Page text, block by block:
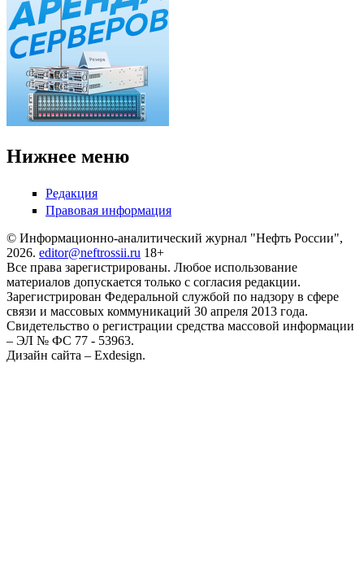
Нижнее меню
Редакция
Правовая информация
© Информационно-аналитический журнал "Нефть России",
2026. editor@neftrossii.ru 18+
Все права зарегистрированы. Любое использование
материалов допускается только с согласия редакции.
Зарегистрирован Федеральной службой по надзору в сфере
связи и массовых коммуникаций 30 апреля 2013 года.
Свидетельство о регистрации средства массовой информации
– ЭЛ № ФС 77 - 53963.
Дизайн сайта – Exdesign.